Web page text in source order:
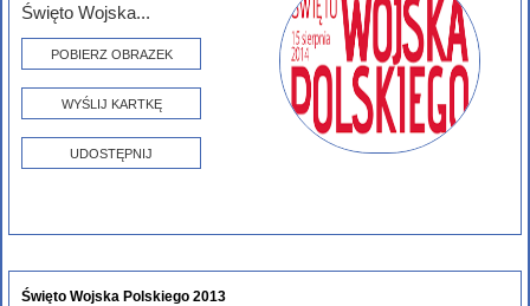
Święto Wojska...
POBIERZ OBRAZEK
WYŚLIJ KARTKĘ
UDOSTĘPNIJ
Święto Wojska Polskiego 2013